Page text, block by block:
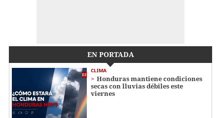
EN PORTADA
CLIMA
Honduras mantiene condiciones
secas con lluvias débiles este
viernes